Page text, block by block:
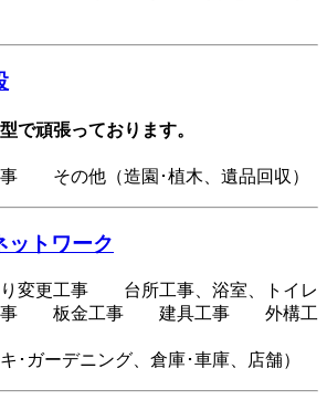
で頑張っております。
事 その他（造園･植木、遺品回収）
ットワーク
り変更工事 台所工事、浴室、トイレ
事 板金工事 建具工事 外構工
･ガーデニング、倉庫･車庫、店舗）